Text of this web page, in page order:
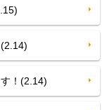
！(2.14)